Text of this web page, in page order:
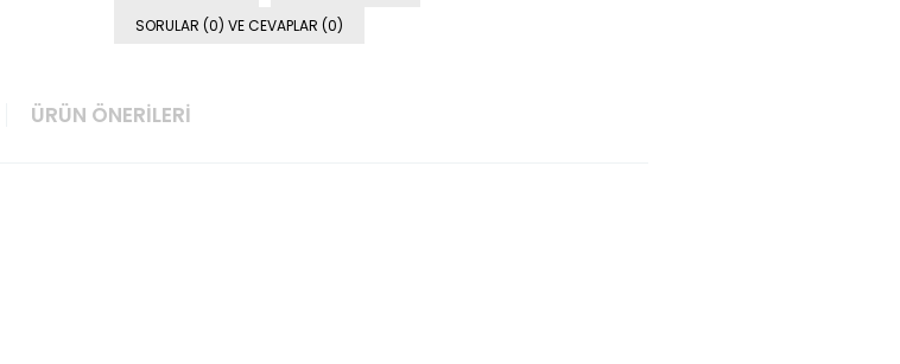
SORULAR (0) VE CEVAPLAR (0)
ÜRÜN ÖNERILERI